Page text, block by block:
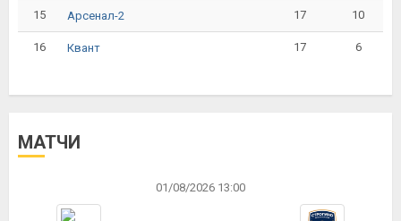
15 Арсенал-2 17 10
16 Квант 17 6
МАТЧИ
01/08/2026 13:00